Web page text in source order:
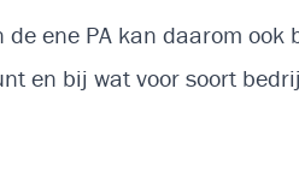
ene PA kan daarom
en bij wat voor soort